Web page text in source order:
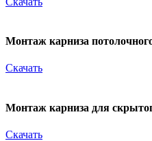
Монтаж карниза
Скачать
Монтаж карниза для
Скачать